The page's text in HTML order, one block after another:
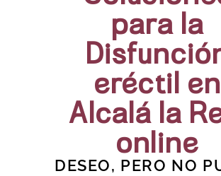
para la
eréctil en
Alcalá la
online
DESEO, PERO NO